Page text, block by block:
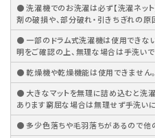
● 洗濯機でのお洗濯は必ず【洗濯ネット
剤の破損や、部分破れ・引きちぎれの原
● 一部のドラム式洗濯機は使用できな
明をご確認の上、無理な場合は手洗いで
● 乾燥機や乾燥機能は使用できません。
● 大きなマットを無理に詰め込むと洗
あります窮屈な場合は無理せず手洗いに
● 多少色落ちや毛羽落ちがあるので他